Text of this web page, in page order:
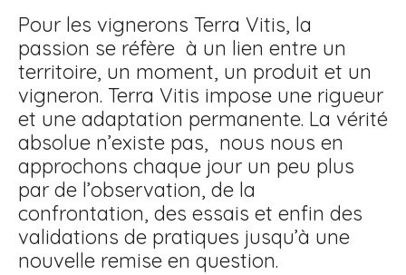
Pour les vignerons Terra Vitis, la
passion se réfère à un lien entre un
territoire, un moment, un produit et un
vigneron. Terra Vitis impose une rigueur
et une adaptation permanente. La vérité
absolue n’existe pas, nous nous en
approchons chaque jour un peu plus
par de l’observation, de la
confrontation, des essais et enfin des
validations de pratiques jusqu’à une
nouvelle remise en question.